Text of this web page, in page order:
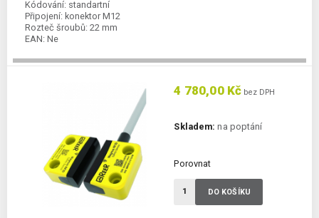
Kódování: standartní
Připojení: konektor M12
Rozteč šroubů: 22 mm
EAN: Ne
4 780,00 Kč bez DPH
Skladem: na poptání
Porovnat
DO KOŠÍKU